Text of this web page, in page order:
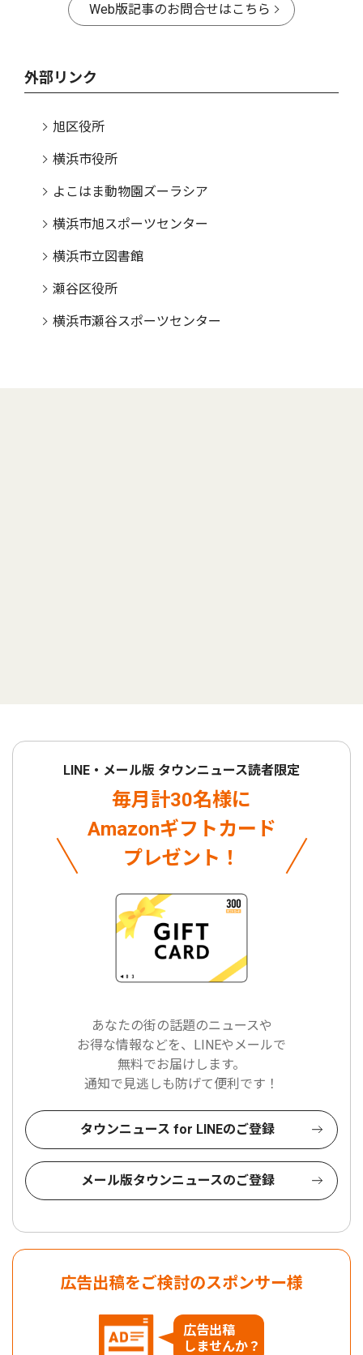
Web版記事のお問合せはこちら
外部リンク
旭区役所
横浜市役所
よこはま動物園ズーラシア
横浜市旭スポーツセンター
横浜市立図書館
瀬谷区役所
横浜市瀬谷スポーツセンター
LINE・メール版 タウンニュース読者限定
毎月計30名様に
Amazonギフトカード
プレゼント！
あなたの街の話題のニュースや
お得な情報などを、LINEやメールで
無料でお届けします。
通知で見逃しも防げて便利です！
タウンニュース for LINEのご登録
メール版タウンニュースのご登録
広告出稿をご検討のスポンサー様
広告出稿
しませんか？